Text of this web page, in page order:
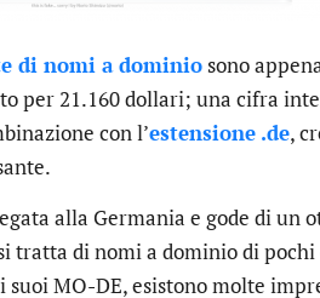
di nomi a dominiosono
per 21.160 dollari; una cifra
con l’estensione .de,
alla Germania e gode di un
tratta di nomi a dominio di
MO-DE, esistono molte